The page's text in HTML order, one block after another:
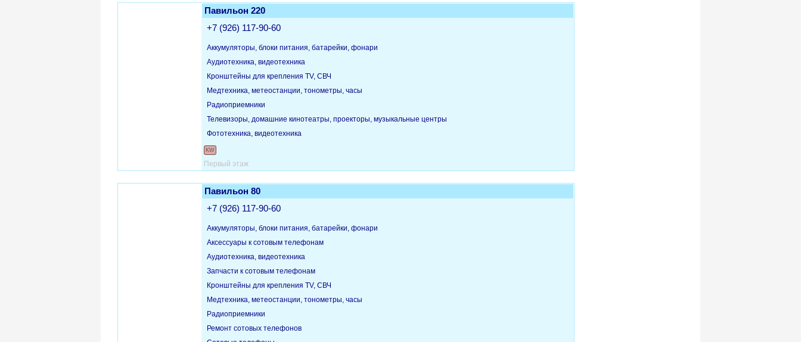
Павильон 220
+7 (926) 117-90-60
Аккумуляторы, блоки питания, батарейки, фонари
Аудиотехника, видеотехника
Кронштейны для крепления TV, СВЧ
Медтехника, метеостанции, тонометры, часы
Радиоприемники
Телевизоры, домашние кинотеатры, проекторы, музыкальные центры
Фототехника, видеотехника
KW
Первый этаж
Павильон 80
+7 (926) 117-90-60
Аккумуляторы, блоки питания, батарейки, фонари
Аксессуары к сотовым телефонам
Аудиотехника, видеотехника
Запчасти к сотовым телефонам
Кронштейны для крепления TV, СВЧ
Медтехника, метеостанции, тонометры, часы
Радиоприемники
Ремонт сотовых телефонов